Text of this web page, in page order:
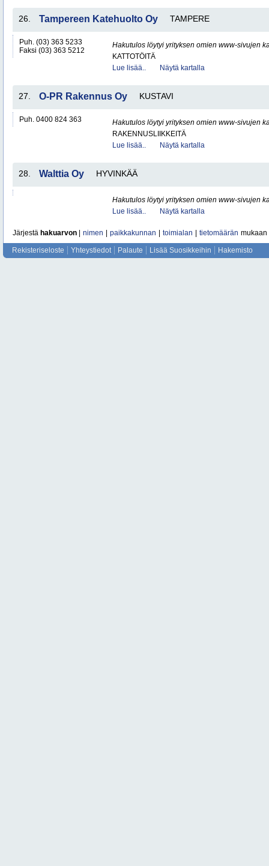
26. Tampereen Katehuolto Oy TAMPERE
Puh. (03) 363 5233
Faksi (03) 363 5212
Hakutulos löytyi yrityksen omien www-sivujen
KATTOTÖITÄ
Lue lisää..
Näytä kartalla
27. O-PR Rakennus Oy KUSTAVI
Puh. 0400 824 363
Hakutulos löytyi yrityksen omien www-sivujen
RAKENNUSLIIKKEITÄ
Lue lisää..
Näytä kartalla
28. Walttia Oy HYVINKÄÄ
Hakutulos löytyi yrityksen omien www-sivujen
Lue lisää..
Näytä kartalla
Järjestä hakuarvon nimen paikkakunnan toimialan tietomäärän mukaan
Rekisteriseloste Yhteystiedot Palaute Lisää Suosikkeihin Hakemisto